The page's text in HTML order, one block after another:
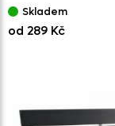
Skladem
od 289 Kč